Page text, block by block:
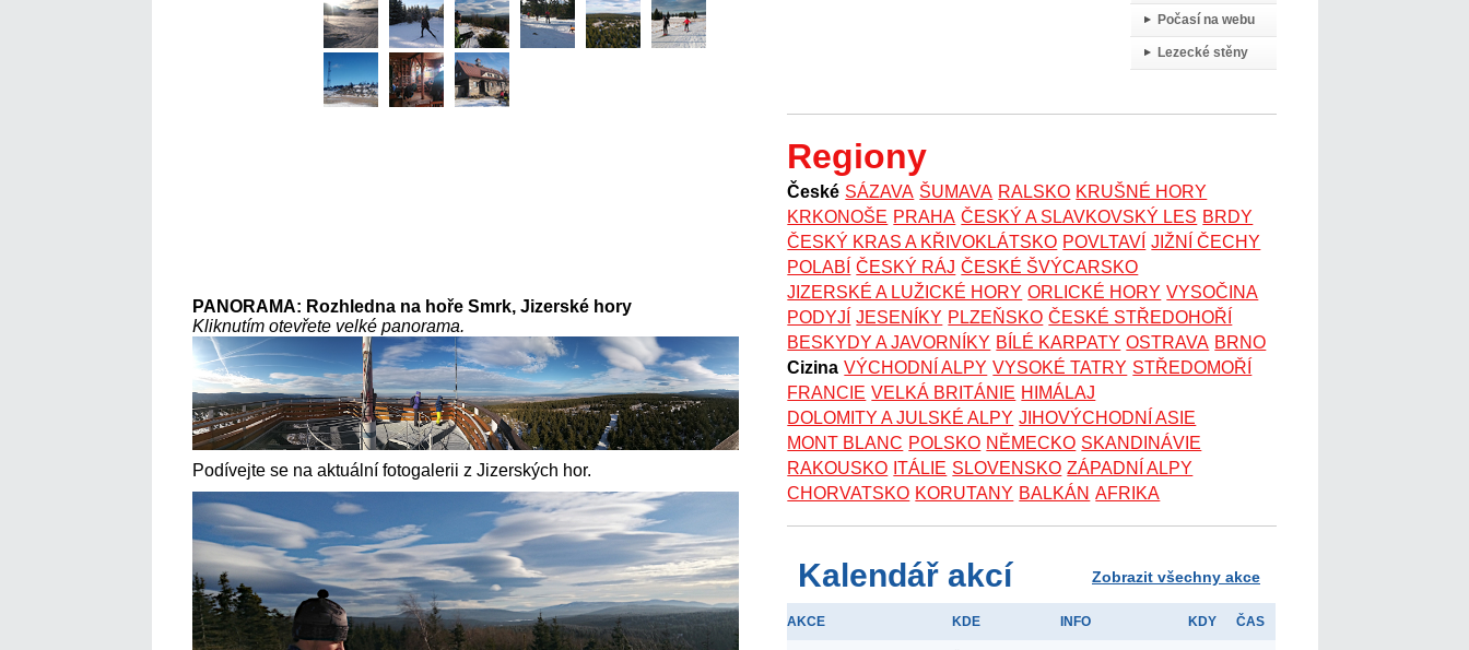
PANORAMA: Rozhledna na hoře Smrk, Jizerské hory
Kliknutím otevřete velké panorama.
Podívejte se na aktuální fotogalerii z Jizerských hor.
Počasí na webu
Lezecké stěny
Regiony
České SÁZAVA ŠUMAVA RALSKO KRUŠNÉ HORY
KRKONOŠE PRAHA ČESKÝ A SLAVKOVSKÝ LES BRDY
ČESKÝ KRAS A KŘIVOKLÁTSKO POVLTAVÍ JIŽNÍ ČECHY
POLABÍ
ČESKÝ RÁJ ČESKÉ ŠVÝCARSKO
JIZERSKÉ A LUŽICKÉ HORY ORLICKÉ HORY VYSOČINA
PODYJÍ
JESENÍKY PLZEŇSKO ČESKÉ STŘEDOHOŘÍ
BESKYDY A JAVORNÍKY BÍLÉ KARPATY OSTRAVA BRNO
Cizina VÝCHODNÍ ALPY VYSOKÉ TATRY STŘEDOMOŘÍ
FRANCIE VELKÁ BRITÁNIE HIMÁLAJ
DOLOMITY A JULSKÉ ALPY JIHOVÝCHODNÍ ASIE
MONT BLANC POLSKO NĚMECKO SKANDINÁVIE
RAKOUSKO ITÁLIE SLOVENSKO ZÁPADNÍ ALPY
CHORVATSKO KORUTANY BALKÁN AFRIKA
Kalendář akcí Zobrazit všechny akce
AKCE KDE INFO KDY ČAS